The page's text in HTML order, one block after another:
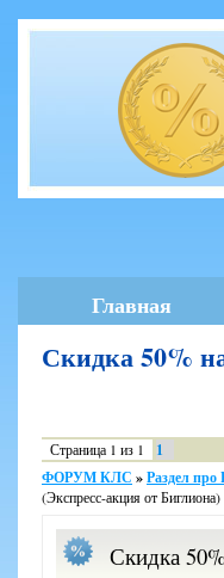
Главная
Скидка 50%
Страница 1 из 1
1
ФОРУМ КЛС »Раздел
(Экспресс-акция от Биглиона)
Скидка